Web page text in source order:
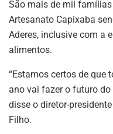
São mais de mil
Artesanato Capixaba
Aderes, inclusive com a
alimentos.
“Estamos certos de que
ano vai fazer o futuro
disse o diretor-
Filho.